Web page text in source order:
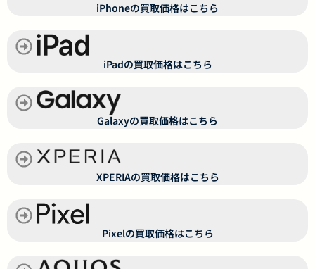
iPhoneの買取価格はこちら
iPadの買取価格はこちら
Galaxyの買取価格はこちら
XPERIAの買取価格はこちら
Pixelの買取価格はこちら